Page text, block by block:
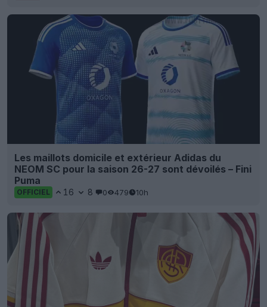
Les maillots domicile et extérieur Adidas du
NEOM SC pour la saison 26-27 sont dévoilés – Fini
Puma
OFFICIEL 16 8 0 479 10h